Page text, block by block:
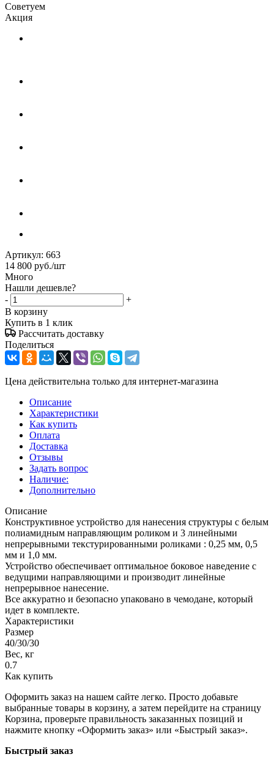
Советуем
Акция
Артикул: 663
14 800 руб./шт
Много
Нашли дешевле?
-
+
В корзину
Купить в 1 клик
Рассчитать доставку
Поделиться
Цена действительна только для интернет-магазина
Описание
Характеристики
Как купить
Оплата
Доставка
Отзывы
Задать вопрос
Наличие:
Дополнительно
Описание
Конструктивное устройство для нанесения структуры с белым
полиамидным направляющим роликом и 3 линейными
непрерывными текстурированными роликами : 0,25 мм, 0,5
мм и 1,0 мм.
Устройство обеспечивает оптимальное боковое наведение с
ведущими направляющими и производит линейные
непрерывное нанесение.
Все аккуратно и безопасно упаковано в чемодане, который
идет в комплекте.
Характеристики
Размер
40/30/30
Вес, кг
0.7
Как купить
Оформить заказ на нашем сайте легко. Просто добавьте
выбранные товары в корзину, а затем перейдите на страницу
Корзина, проверьте правильность заказанных позиций и
нажмите кнопку «Оформить заказ» или «Быстрый заказ».
Быстрый заказ